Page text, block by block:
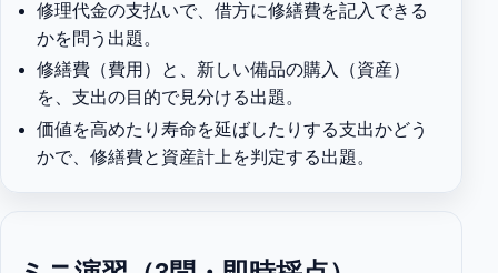
修理代金の支払いで、借方に修繕費を記入できる
かを問う出題。
修繕費（費用）と、新しい備品の購入（資産）
を、支出の目的で見分ける出題。
価値を高めたり寿命を延ばしたりする支出かどう
かで、修繕費と資産計上を判定する出題。